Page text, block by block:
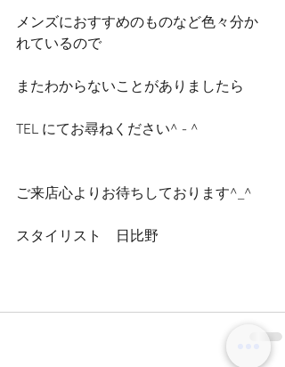
メンズにおすすめのものなど色々分か
れているので
またわからないことがありましたら
TEL にてお尋ねください^ - ^
ご来店心よりお待ちしております^_^
スタイリスト　日比野